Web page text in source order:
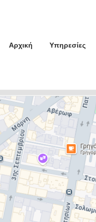
Αρχική Υπηρεσίες